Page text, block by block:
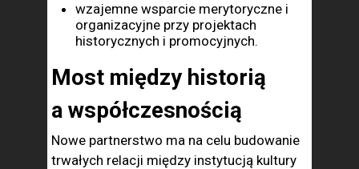
wzajemne wsparcie merytoryczne i
organizacyjne przy projektach
historycznych i promocyjnych.
Most między historią
a współczesnością
Nowe partnerstwo ma na celu budowanie
trwałych relacji między instytucją kultury